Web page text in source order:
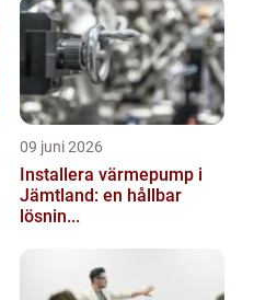
09 juni 2026
Installera värmepump i
Jämtland: en hållbar
lösnin...